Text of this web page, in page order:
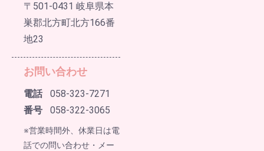
〒501-0431 岐阜県本
巣郡北方町北方166番
地23
お問い合わせ
電話
番号
058-323-7271
058-322-3065
※営業時間外、休業日は電
話での問い合わせ・メー